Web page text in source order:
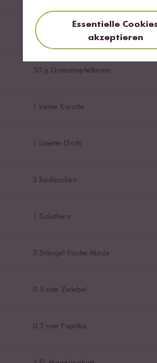
0,5 Apfel (z.B. Pink Lady)
50g Granatapfelkerne
1 kleine Karotte
1 Limette (Saft)
3 Radieschen
1 Salatherz
3 Stängel frische Minze
0,5 rote Zwiebel
0,5 rote Paprika
Essentielle
akzeptieren